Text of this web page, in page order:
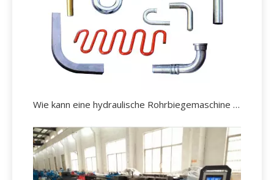
Wie kann eine hydraulische Rohrbiegemaschine effektiv gewartet werden?